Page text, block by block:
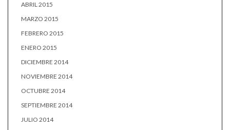
ABRIL 2015
MARZO 2015
FEBRERO 2015
ENERO 2015
DICIEMBRE 2014
NOVIEMBRE 2014
OCTUBRE 2014
SEPTIEMBRE 2014
JULIO 2014